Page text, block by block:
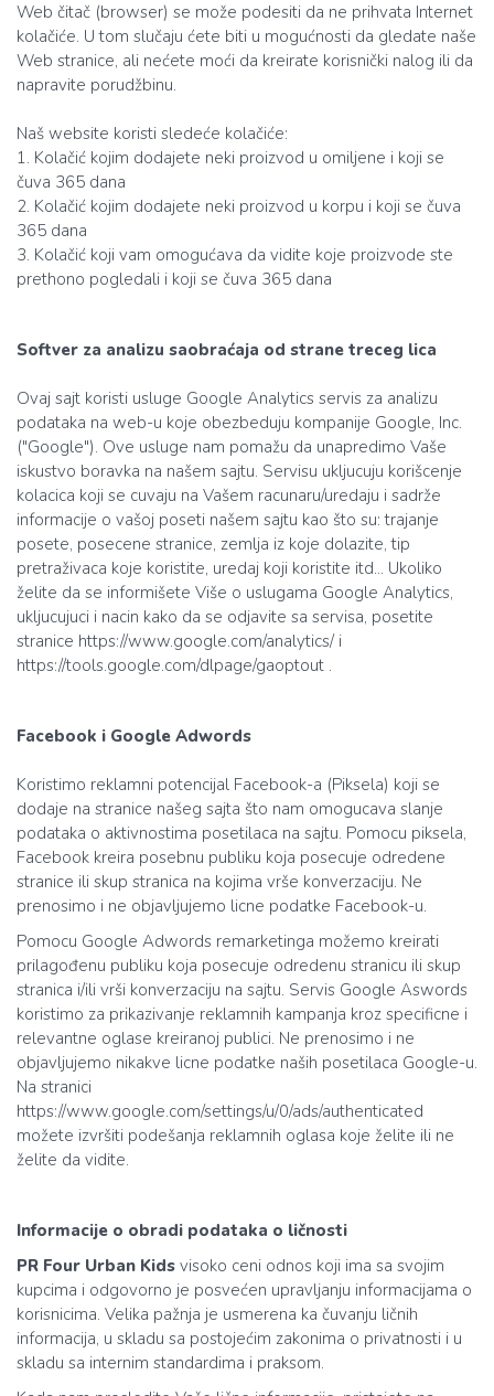
Web čitač (browser) se može podesiti da ne prihvata Internet
kolačiće. U tom slučaju ćete biti u mogućnosti da gledate naše
Web stranice, ali nećete moći da kreirate korisnički nalog ili da
napravite porudžbinu.
Naš website koristi sledeće kolačiće:
1. Kolačić kojim dodajete neki proizvod u omiljene i koji se
čuva 365 dana
2. Kolačić kojim dodajete neki proizvod u korpu i koji se čuva
365 dana
3. Kolačić koji vam omogućava da vidite koje proizvode ste
prethono pogledali i koji se čuva 365 dana
Softver za analizu saobraćaja od strane treceg lica
Ovaj sajt koristi usluge Google Analytics servis za analizu
podataka na web-u koje obezbeduju kompanije Google, Inc.
("Google"). Ove usluge nam pomažu da unapredimo Vaše
iskustvo boravka na našem sajtu. Servisu ukljucuju korišcenje
kolacica koji se cuvaju na Vašem racunaru/uredaju i sadrže
informacije o vašoj poseti našem sajtu kao što su: trajanje
posete, posecene stranice, zemlja iz koje dolazite, tip
pretraživaca koje koristite, uredaj koji koristite itd... Ukoliko
želite da se informišete Više o uslugama Google Analytics,
ukljucujuci i nacin kako da se odjavite sa servisa, posetite
stranice https://www.google.com/analytics/ i
https://tools.google.com/dlpage/gaoptout .
Facebook i Google Adwords
Koristimo reklamni potencijal Facebook-a (Piksela) koji se
dodaje na stranice našeg sajta što nam omogucava slanje
podataka o aktivnostima posetilaca na sajtu. Pomocu piksela,
Facebook kreira posebnu publiku koja posecuje odredene
stranice ili skup stranica na kojima vrše konverzaciju. Ne
prenosimo i ne objavljujemo licne podatke Facebook-u.
Pomocu Google Adwords remarketinga možemo kreirati
prilagođenu publiku koja posecuje odredenu stranicu ili skup
stranica i/ili vrši konverzaciju na sajtu. Servis Google Aswords
koristimo za prikazivanje reklamnih kampanja kroz specificne i
relevantne oglase kreiranoj publici. Ne prenosimo i ne
objavljujemo nikakve licne podatke naših posetilaca Google-u.
Na stranici
https://www.google.com/settings/u/0/ads/authenticated
možete izvršiti podešanja reklamnih oglasa koje želite ili ne
želite da vidite.
Informacije o obradi podataka o ličnosti
PR Four Urban Kids visoko ceni odnos koji ima sa svojim
kupcima i odgovorno je posvećen upravljanju informacijama o
korisnicima. Velika pažnja je usmerena ka čuvanju ličnih
informacija, u skladu sa postojećim zakonima o privatnosti i u
skladu sa internim standardima i praksom.